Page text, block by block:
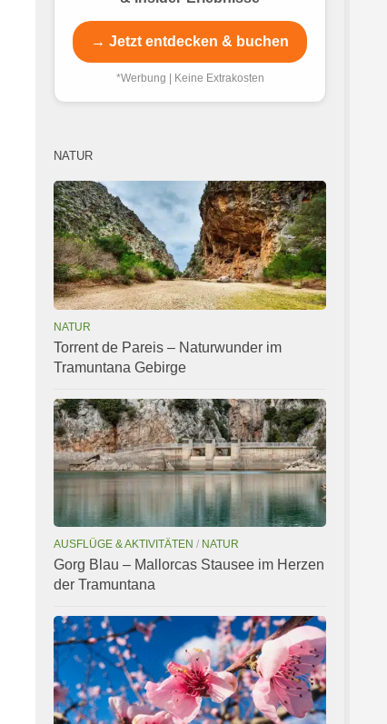
→ Jetzt entdecken & buchen
*Werbung | Keine Extrakosten
NATUR
NATUR
Torrent de Pareis – Naturwunder im
Tramuntana Gebirge
AUSFLÜGE & AKTIVITÄTEN / NATUR
Gorg Blau – Mallorcas Stausee im Herzen
der Tramuntana